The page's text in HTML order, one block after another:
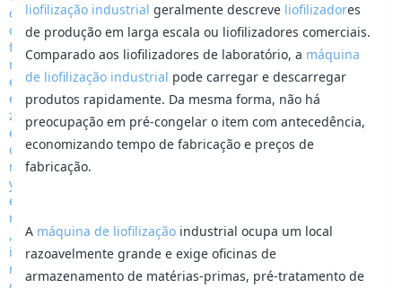
liofilização industrial geralmente descreve liofilizadores
de produção em larga escala ou liofilizadores comerciais.
Comparado aos liofilizadores de laboratório, a máquina
de liofilização industrial pode carregar e descarregar
produtos rapidamente. Da mesma forma, não há
preocupação em pré-congelar o item com antecedência,
economizando tempo de fabricação e preços de
fabricação.
A máquina de liofilização industrial ocupa um local
razoavelmente grande e exige oficinas de
armazenamento de matérias-primas, pré-tratamento de